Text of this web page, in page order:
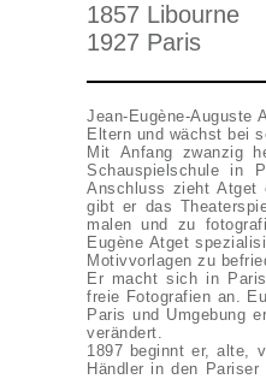
1857 Libourne
1927 Paris
Jean-Eugène-Auguste
Eltern und wächst bei
Mit Anfang zwanzig
Schauspielschule in
Anschluss zieht Atget
gibt er das
malen und zu
Eugène Atget
Motivvorlagen zu
Er macht sich in
freie Fotografien an.
Paris und Umgebung
verändert.
1897 beginnt er, alte,
Händler in den